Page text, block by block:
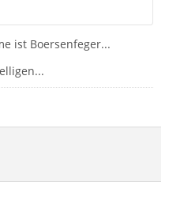
ist Boersenfeger...